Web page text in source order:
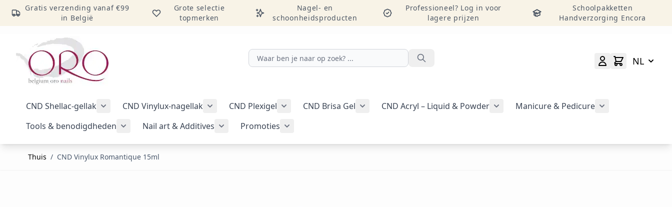
Gratis verzending vanaf €99
in België
Grote selectie
topmerken
Nagel- en
schoonheidsproducten
Professioneel? Log in voor
lagere prijzen
Schoolpakketten
Handverzorging Encora
Ga naar inhoud
Zoeken
NL
CND Shellac-gellak
CND Vinylux-nagellak
CND Plexigel
CND Brisa Gel
CND Acryl – Liquid & Powder
Manicure & Pedicure
Tools & benodigdheden
Nail art & Additives
Promoties
Thuis / CND Vinylux Romantique 15ml